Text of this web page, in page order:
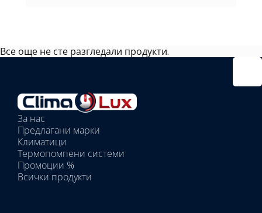
Все още не сте разгледали продукти.
Избрани
вътрешни
тела:
Избрано
тяло:
За нас
Предлагани марки
Климатици
Термопомпени системи
Промоции %
Всички продукти